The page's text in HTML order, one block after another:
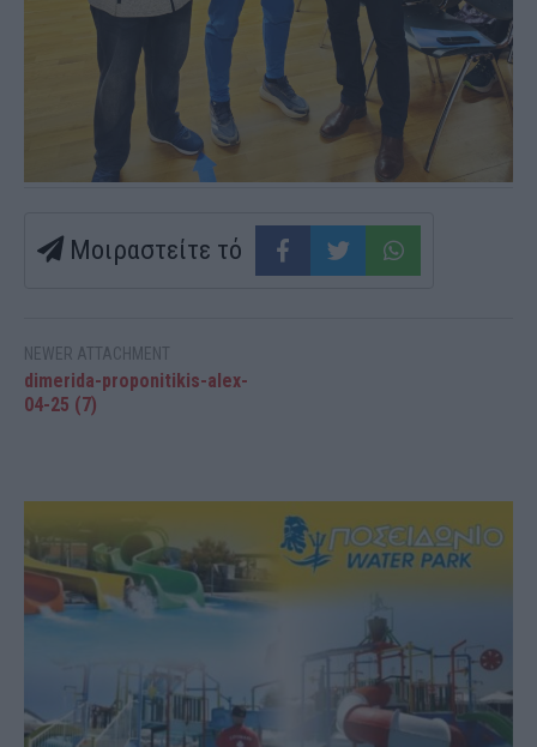
Μοιραστείτε τό
NEWER ATTACHMENT
dimerida-proponitikis-alex-
04-25 (7)